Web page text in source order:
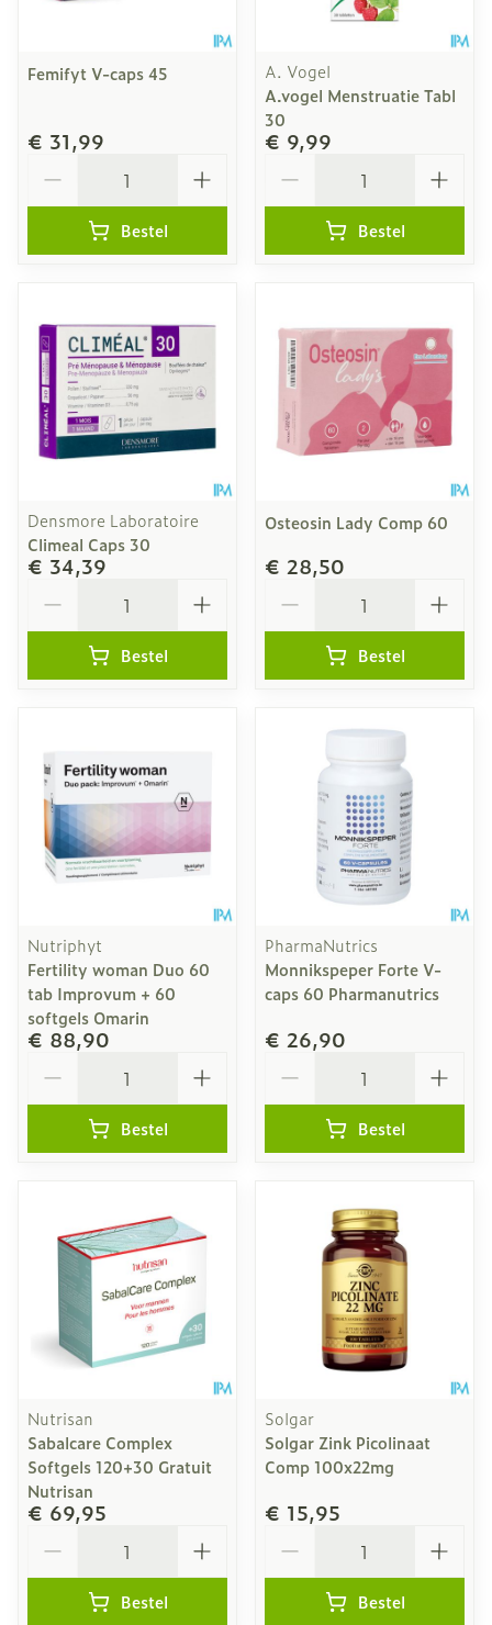
Femifyt V-caps 45
€ 31,99
Bestel
A. Vogel
A.vogel Menstruatie Tabl
30
€ 9,99
Bestel
Densmore Laboratoire
Climeal Caps 30
€ 34,39
Bestel
Osteosin Lady Comp 60
€ 28,50
Bestel
Nutriphyt
Fertility woman Duo 60
tab Improvum + 60
softgels Omarin
€ 88,90
Bestel
PharmaNutrics
Monnikspeper Forte V-
caps 60 Pharmanutrics
€ 26,90
Bestel
Nutrisan
Sabalcare Complex
Softgels 120+30 Gratuit
Nutrisan
€ 69,95
Bestel
Solgar
Solgar Zink Picolinaat
Comp 100x22mg
€ 15,95
Bestel